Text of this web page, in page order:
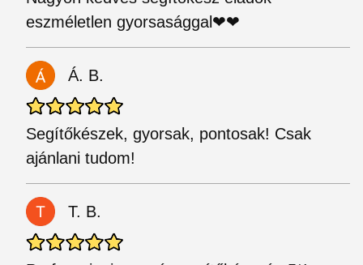
eszméletlen gyorsasággal❤❤
Á. B.
Segítőkészek, gyorsak, pontosak! Csak
ajánlani tudom!
T. B.